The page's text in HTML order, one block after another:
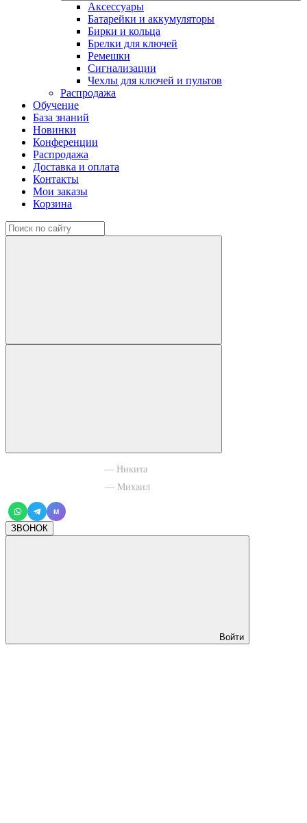
Аксессуары
Батарейки и аккумуляторы
Бирки и кольца
Брелки для ключей
Ремешки
Сигнализации
Чехлы для ключей и пультов
Распродажа
Обучение
База знаний
Новинки
Конференции
Распродажа
Доставка и оплата
Контакты
Мои заказы
Корзина
— Никита
— Михаил
M
ЗВОНОК
Войти